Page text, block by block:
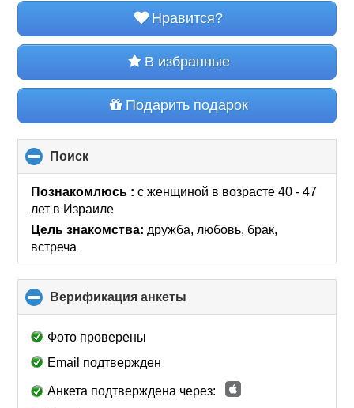
Нравится?
В избранные
Подарить подарок
Поиск
to
collapse
contents
Познакомлюсь :с женщиной в возрасте 40 - 47
лет в Израиле
Цель знакомства: дружба, любовь, брак,
встреча
Верификация анкеты
to
Фото проверены
Email подтвержден
Анкета подтверждена через: